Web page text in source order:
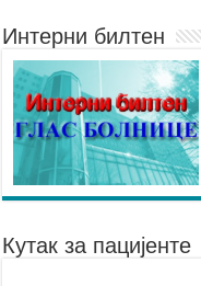
Интерни билтен
Кутак за пацијенте